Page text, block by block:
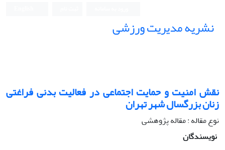
نشریه مدیریت ورزشی
نقش امنیت و حمایت اجتماعی در فعالیت بدنی فراغتی
زنان بزرگسال شهر تهران
نوع مقاله : مقاله پژوهشی
نویسندگان